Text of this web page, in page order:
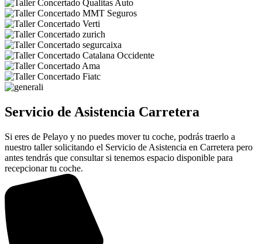
Servicio de Asistencia Carretera
Si eres de Pelayo y no puedes mover tu coche, podrás traerlo a
nuestro taller solicitando el Servicio de Asistencia en Carretera pero
antes tendrás que consultar si tenemos espacio disponible para
recepcionar tu coche.